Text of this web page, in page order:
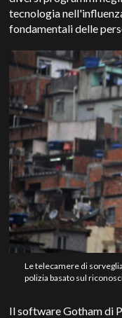
tecnologia
fondamentali delle
Le telecamere di
polizia basato sul
Il software Gotham di